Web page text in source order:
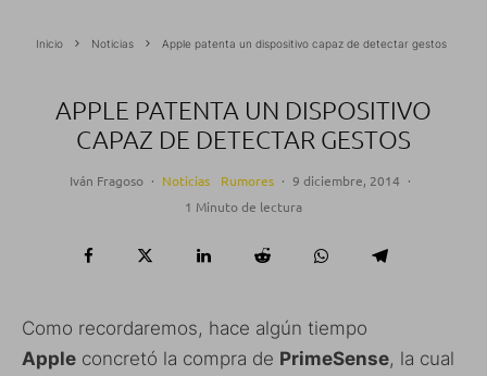
Inicio Noticias Apple patenta un dispositivo capaz de detectar gestos
APPLE PATENTA UN DISPOSITIVO
CAPAZ DE DETECTAR GESTOS
Iván Fragoso · Noticias Rumores · 9 diciembre, 2014 ·
1 Minuto de lectura
Como recordaremos, hace algún tiempo
Apple concretó la compra de PrimeSense, la cual